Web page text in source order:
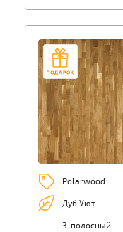
Polarwood
Дуб Уют
3-полосный